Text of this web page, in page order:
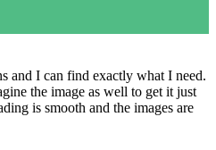
and I can find exactly what I need.
the image as well to get it just
is smooth and the images are